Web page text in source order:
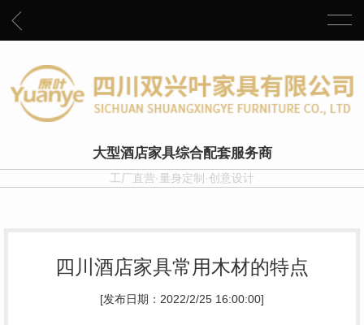
大型酒店家具综合配套服务商
工厂直营·量身定制·创意设计
四川酒店家具常用木材的特点
[发布日期：2022/2/25 16:00:00]